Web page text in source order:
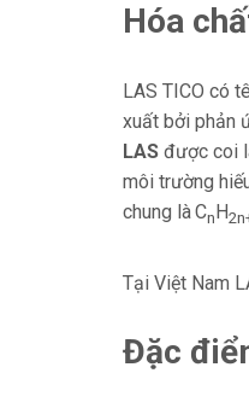
Hóa
LAS TICO có
xuất bởi phản
LAS được coi
môi trường
chung làCn H
Tại Việt Nam
Đặc